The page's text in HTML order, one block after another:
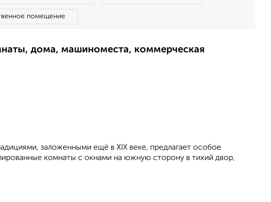
помещение
дома, машиноместа, коммерческая
заложенными ещё в XIX веке, предлагает особое
комнаты с окнами на южную сторону в тихий двор,